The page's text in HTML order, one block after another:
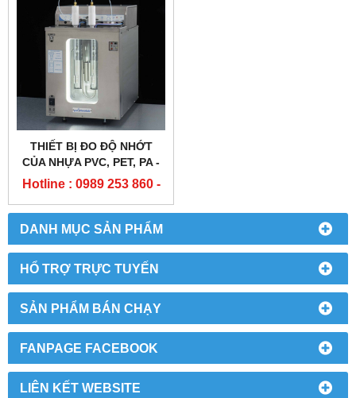
DANH MỤC SẢN PHẨM
HỔ TRỢ TRỰC TUYẾN
SẢN PHẨM BÁN CHẠY
FANPAGE FACEBOOK
LIÊN KẾT WEBSITE
THIẾT BỊ ĐO ĐỘ NHỚT
CỦA NHỰA PVC, PET, PA -
RPV-2 POLYMER
Hotline : 0989 253 860 -
0904 84 02 08